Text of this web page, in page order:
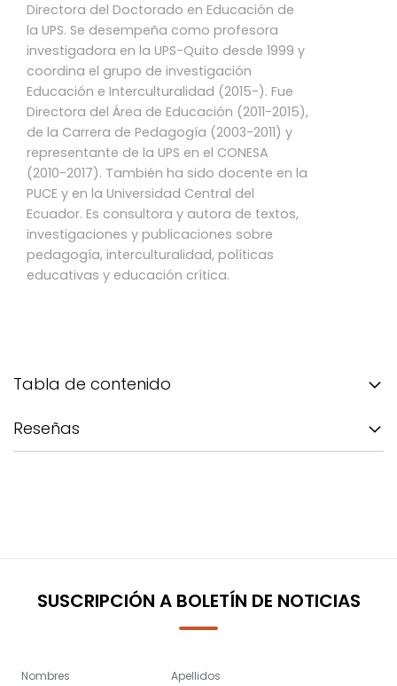
Directora del Doctorado en Educación de
la UPS. Se desempeña como profesora
investigadora en la UPS-Quito desde 1999 y
coordina el grupo de investigación
Educación e Interculturalidad (2015-). Fue
Directora del Área de Educación (2011-2015),
de la Carrera de Pedagogía (2003-2011) y
representante de la UPS en el CONESA
(2010-2017). También ha sido docente en la
PUCE y en la Universidad Central del
Ecuador. Es consultora y autora de textos,
investigaciones y publicaciones sobre
pedagogía, interculturalidad, políticas
educativas y educación crítica.
Tabla de contenido
Reseñas
SUSCRIPCIÓN A BOLETÍN DE NOTICIAS
Nombres Apellidos